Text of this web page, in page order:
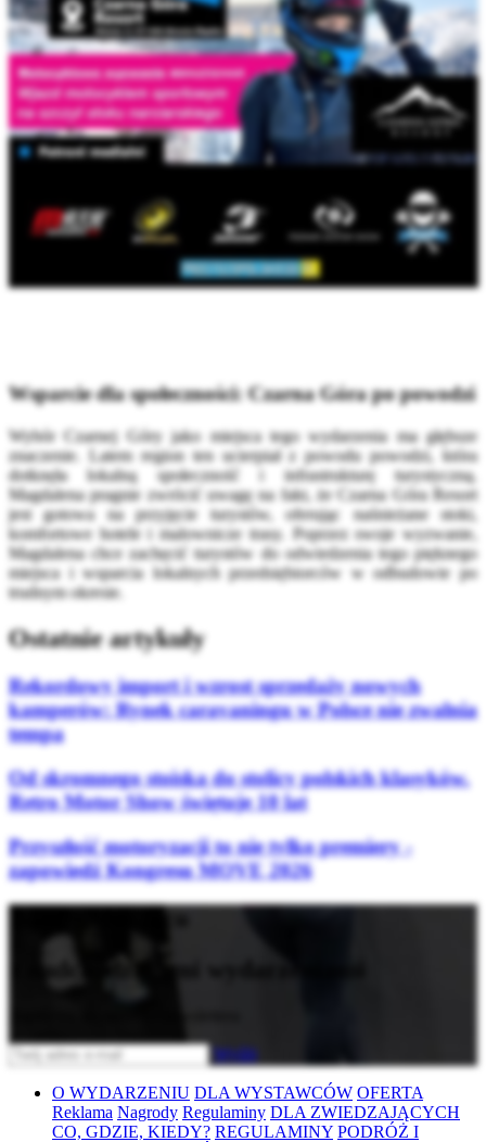
Wsparcie dla społeczności: Czarna Góra po powodzi
Wybór Czarnej Góry jako miejsca tego wydarzenia ma głębsze
znaczenie. Latem region ten ucierpiał z powodu powodzi, która
dotknęła lokalną społeczność i infrastrukturę turystyczną.
Magdalena pragnie zwrócić uwagę na fakt, że Czarna Góra Resort
jest gotowa na przyjęcie turystów, oferując naśnieżane stoki,
komfortowe hotele i malownicze trasy. Poprzez swoje wyzwanie,
Magdalena chce zachęcić turystów do odwiedzenia tego pięknego
miejsca i wsparcia lokalnych przedsiębiorców w odbudowie po
trudnym okresie.
Ostatnie artykuły
Rekordowy import i wzrost sprzedaży nowych
kamperów: Rynek caravaningu w Polsce nie zwalnia
tempa
Od skromnego stoiska do stolicy polskich klasyków.
Retro Motor Show świętuje 10 lat
Przyszłość motoryzacji to nie tylko premiery -
zapowiedź Kongresu MOVE 2026
Bądź na bieżąco
z nadchodzącymi wydarzeniami
Wyślij
O WYDARZENIU DLA WYSTAWCÓW OFERTA
Reklama Nagrody Regulaminy DLA ZWIEDZAJĄCYCH
CO, GDZIE, KIEDY? REGULAMINY PODRÓŻ I